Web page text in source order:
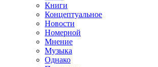
Книги
Концептуальное
Новости
Номерной
Мнение
Музыка
Однако